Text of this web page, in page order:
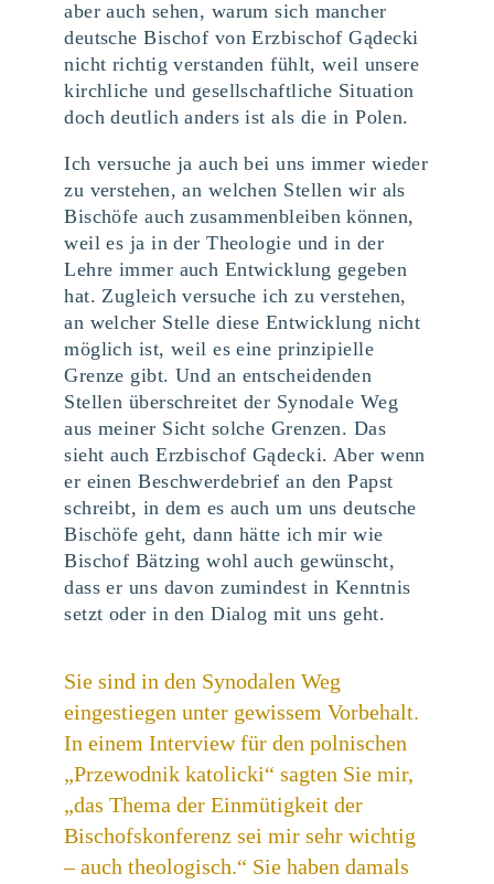
aber auch sehen, warum sich mancher
deutsche Bischof von Erzbischof Gądecki
nicht richtig verstanden fühlt, weil unsere
kirchliche und gesellschaftliche Situation
doch deutlich anders ist als die in Polen.
Ich versuche ja auch bei uns immer wieder
zu verstehen, an welchen Stellen wir als
Bischöfe auch zusammenbleiben können,
weil es ja in der Theologie und in der
Lehre immer auch Entwicklung gegeben
hat. Zugleich versuche ich zu verstehen,
an welcher Stelle diese Entwicklung nicht
möglich ist, weil es eine prinzipielle
Grenze gibt. Und an entscheidenden
Stellen überschreitet der Synodale Weg
aus meiner Sicht solche Grenzen. Das
sieht auch Erzbischof Gądecki. Aber wenn
er einen Beschwerdebrief an den Papst
schreibt, in dem es auch um uns deutsche
Bischöfe geht, dann hätte ich mir wie
Bischof Bätzing wohl auch gewünscht,
dass er uns davon zumindest in Kenntnis
setzt oder in den Dialog mit uns geht.
Sie sind in den Synodalen Weg
eingestiegen unter gewissem Vorbehalt.
In einem Interview für den polnischen
„Przewodnik katolicki“ sagten Sie mir,
„das Thema der Einmütigkeit der
Bischofskonferenz sei mir sehr wichtig
– auch theologisch.“ Sie haben damals